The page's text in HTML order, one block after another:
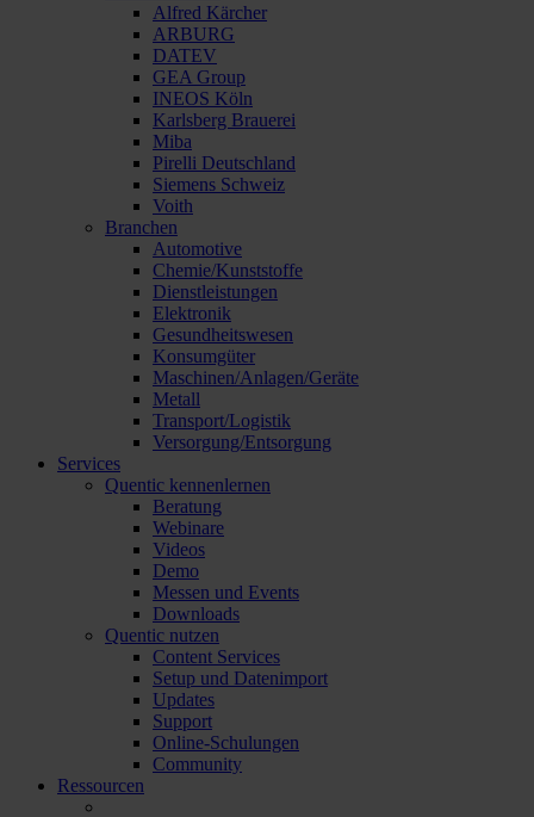
Alfred Kärcher
ARBURG
DATEV
GEA Group
INEOS Köln
Karlsberg Brauerei
Miba
Pirelli Deutschland
Siemens Schweiz
Voith
Branchen
Automotive
Chemie/Kunststoffe
Dienstleistungen
Elektronik
Gesundheitswesen
Konsumgüter
Maschinen/Anlagen/Geräte
Metall
Transport/Logistik
Versorgung/Entsorgung
Services
Quentic kennenlernen
Beratung
Webinare
Videos
Demo
Messen und Events
Downloads
Quentic nutzen
Content Services
Setup und Datenimport
Updates
Support
Online-Schulungen
Community
Ressourcen